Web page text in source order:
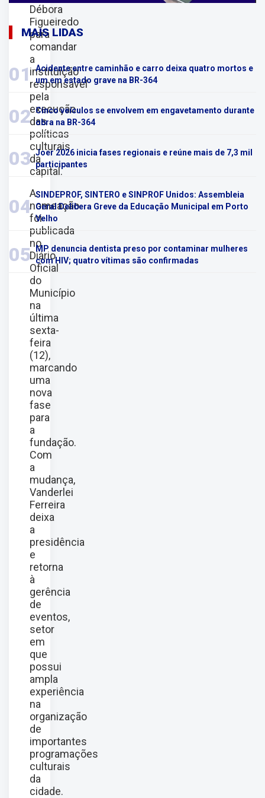
Débora
Figueiredo
para
comandar
a
instituição
responsável
pela
execução
das
políticas
culturais
da
capital.
A
nomeação
foi
publicada
no
Diário
Oficial
do
Município
na
última
sexta-
feira
(12),
marcando
uma
nova
fase
para
a
fundação.
Com
a
mudança,
Vanderlei
Ferreira
deixa
a
presidência
e
retorna
à
gerência
de
eventos,
setor
em
que
possui
ampla
experiência
na
organização
de
importantes
programações
culturais
da
cidade.
MAIS LIDAS
01 Acidente entre caminhão e carro deixa quatro mortos e
um em estado grave na BR-364
02 Cinco veículos se envolvem em engavetamento durante
obra na BR-364
03 Joer 2026 inicia fases regionais e reúne mais de 7,3 mil
participantes
04
SINDEPROF, SINTERO e SINPROF Unidos: Assembleia
Geral Delibera Greve da Educação Municipal em Porto
Velho
05
MP denuncia dentista preso por contaminar mulheres
com HIV; quatro vítimas são confirmadas